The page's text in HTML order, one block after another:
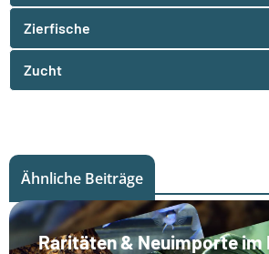
Zierfische
Zucht
Ähnliche Beiträge
Raritäten & Neuimporte im